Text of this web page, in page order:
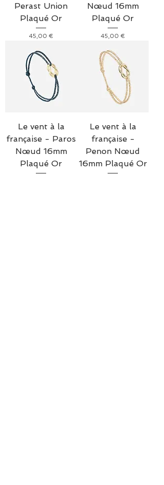
Perast Union
Plaqué Or
Prix
45,00 €
Nœud 16mm
Plaqué Or
Prix
45,00 €
Le vent à la
française - Paros
Nœud 16mm
Plaqué Or
Le vent à la
française -
Penon Nœud
16mm Plaqué Or